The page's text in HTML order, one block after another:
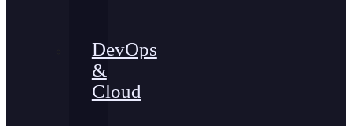
DevOps
&
Cloud